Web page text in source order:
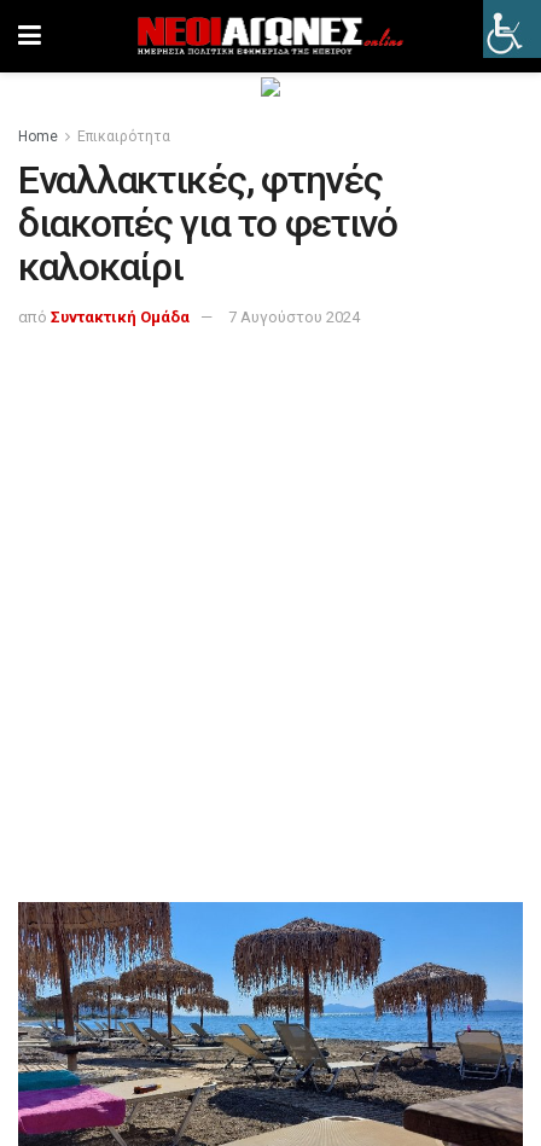
Home Επικαιρότητα
Εναλλακτικές, φτηνές
διακοπές για το φετινό
καλοκαίρι
από Συντακτική Ομάδα 7 Αυγούστου 2024